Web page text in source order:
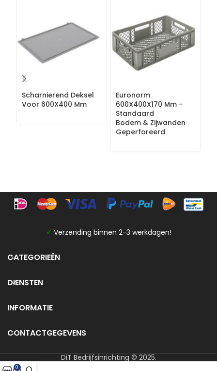
Scharnierend Deksel
Voor 600X400 Mm
Euronorm
600X400X170 Mm –
Standaard
Bodem & Zijwanden
Geperforeerd
✓ Verzending binnen 2-3 werkdagen!
CATEGORIEËN
DIENSTEN
INFORMATIE
CONTACTGEGEVENS
DiT Bedrijfsinrichting © 2025.
0